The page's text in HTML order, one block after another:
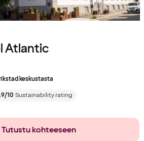
Atlantic
keskustasta
10 Sustainability rating
Tutustu kohteeseen